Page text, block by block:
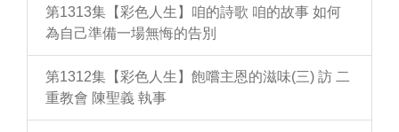
第1313集【彩色人生】咱的詩歌 咱的故事 如何
為自己準備一場無悔的告別
第1312集【彩色人生】飽嚐主恩的滋味(三) 訪 二
重教會 陳聖義 執事